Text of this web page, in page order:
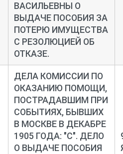
ВАСИЛЬЕВНЫ О
ВЫДАЧЕ ПОСОБИЯ ЗА
ПОТЕРЮ ИМУЩЕСТВА
С РЕЗОЛЮЦИЕЙ ОБ
ОТКАЗЕ.
ДЕЛА КОМИССИИ ПО
ОКАЗАНИЮ ПОМОЩИ,
ПОСТРАДАВШИМ ПРИ
СОБЫТИЯХ, БЫВШИХ
В МОСКВЕ В ДЕКАБРЕ
1905 ГОДА: "С". ДЕЛО
О ВЫДАЧЕ ПОСОБИЯ